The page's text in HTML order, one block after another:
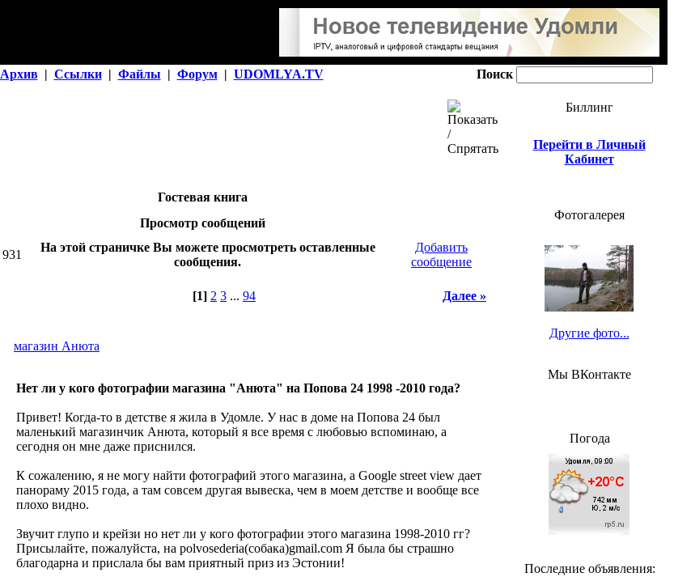
Архив | Ссылки | Файлы | Форум | UDOMLYA.TV Поиск
Гостевая книга
Просмотр сообщений
931
На этой страничке Вы можете просмотреть оставленные
сообщения.
Добавить
сообщение
[1] 2 3 ... 94 Далее »
магазин Анюта
Нет ли у кого фотографии магазина "Анюта" на Попова 24 1998 -2010 года?
Привет! Когда-то в детстве я жила в Удомле. У нас в доме на Попова 24 был
маленький магазинчик Анюта, который я все время с любовью вспоминаю, а
сегодня он мне даже приснился.
К сожалению, я не могу найти фотографий этого магазина, а Google street view дает
панораму 2015 года, а там совсем другая вывеска, чем в моем детстве и вообще все
плохо видно.
Звучит глупо и крейзи но нет ли у кого фотографии этого магазина 1998-2010 гг?
Присылайте, пожалуйста, на polvosederia(собака)gmail.com Я была бы страшно
благодарна и прислала бы вам приятный приз из Эстонии!
Биллинг
Перейти в Личный
Кабинет
Фотогалерея
Другие фото...
Мы ВКонтакте
Погода
Последние объявления: